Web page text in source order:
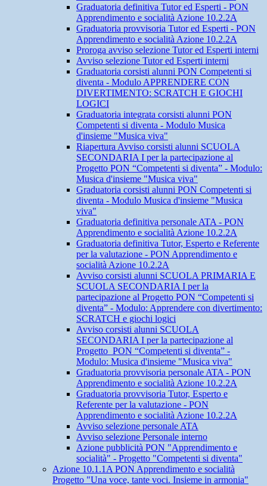
Graduatoria definitiva Tutor ed Esperti - PON
Apprendimento e socialità Azione 10.2.2A
Graduatoria provvisoria Tutor ed Esperti - PON
Apprendimento e socialità Azione 10.2.2A
Proroga avviso selezione Tutor ed Esperti interni
Avviso selezione Tutor ed Esperti interni
Graduatoria corsisti alunni PON Competenti si
diventa - Modulo APPRENDERE CON
DIVERTIMENTO: SCRATCH E GIOCHI
LOGICI
Graduatoria integrata corsisti alunni PON
Competenti si diventa - Modulo Musica
d'insieme "Musica viva"
Riapertura Avviso corsisti alunni SCUOLA
SECONDARIA I per la partecipazione al
Progetto PON “Competenti si diventa” - Modulo:
Musica d'insieme "Musica viva"
Graduatoria corsisti alunni PON Competenti si
diventa - Modulo Musica d'insieme "Musica
viva"
Graduatoria definitiva personale ATA - PON
Apprendimento e socialità Azione 10.2.2A
Graduatoria definitiva Tutor, Esperto e Referente
per la valutazione - PON Apprendimento e
socialità Azione 10.2.2A
Avviso corsisti alunni SCUOLA PRIMARIA E
SCUOLA SECONDARIA I per la
partecipazione al Progetto PON “Competenti si
diventa” - Modulo: Apprendere con divertimento:
SCRATCH e giochi logici
Avviso corsisti alunni SCUOLA
SECONDARIA I per la partecipazione al
Progetto PON “Competenti si diventa” -
Modulo: Musica d'insieme "Musica viva"
Graduatoria provvisoria personale ATA - PON
Apprendimento e socialità Azione 10.2.2A
Graduatoria provvisoria Tutor, Esperto e
Referente per la valutazione - PON
Apprendimento e socialità Azione 10.2.2A
Avviso selezione personale ATA
Avviso selezione Personale interno
Azione pubblicità PON "Apprendimento e
socialità" - Progetto "Competenti si diventa"
Azione 10.1.1A PON Apprendimento e socialità
Progetto "Una voce, tante voci. Insieme in armonia"